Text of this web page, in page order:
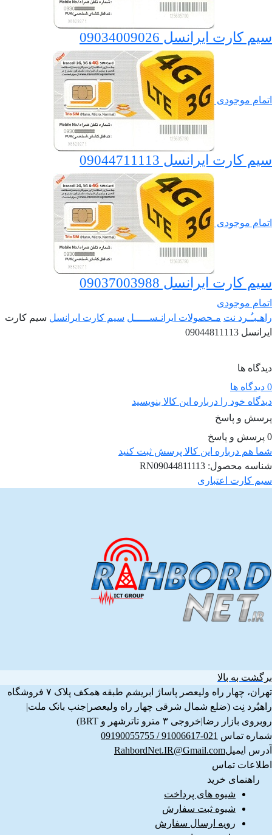
سیم کارت ایرانسل 09034009026
اتمام موجودی
سیم کارت ایرانسل 09044711113
اتمام موجودی
سیم کارت ایرانسل 09037003988
اتمام موجودی
راهـبـُـرد نت مـحصولات ایرانـســـــل سیم کارت ایرانسل سیم کارت
ایرانسل 09044811113
دیدگاه ها
0 دیدگاه ها
دیدگاه خود را درباره این کالا بنویسید
پرسش و پاسخ
0 پرسش و پاسخ
شما هم درباره این کالا پرسش ثبت کنید
شناسه محصول: RN09044811113
سیم کارت اعتباری
برگشت به بالا
تهران، چهار راه ولیعصر پاساژ ابریشم طبقه همکف پلاک ۷ فروشگاه
راهبُرد نِت (ضلع شمال شرقی چهار راه ولیعصر|جنب بانک ملت|
روبروی بازار رضا|خروجی ۳ مترو تاترشهر و BRT)‎‎
شماره تماس 021-91006617 / 09190055755
آدرس ایمیلRahbordNet.IR@Gmail.com
اطلاعات تماس
راهنمای خرید
شیوه های پرداخت
شیوه ثبت سفارش
رویه ارسال سفارش